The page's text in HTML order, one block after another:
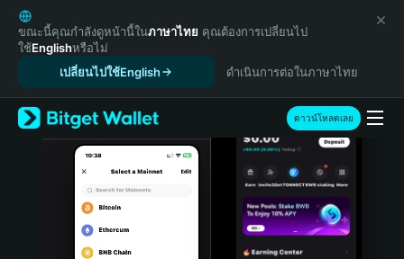
English
日本語
Tiếng Việt
Español (Latinoamérica)
Türkçe
Italiano
Português (Portugal)
ขณะนี้คุณกำลังดูหน้านี้ในภาษาไทย คุณต้องการเปลี่ยนไป
ใช้Englishหรือไม่
เปลี่ยนไปใช้English
ดำเนินการต่อในภาษาไทย
ดาวน์โหลดเลย